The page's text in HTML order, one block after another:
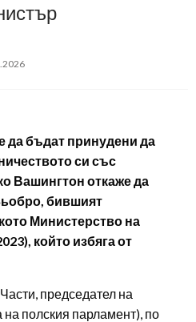
да бъдат принудени да
си със
Вашингтон откаже да
бившият
Министерство на
който избяга от
председател на
полския парламент), по